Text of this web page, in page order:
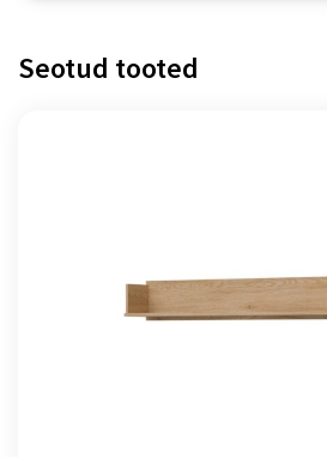
Seotud tooted